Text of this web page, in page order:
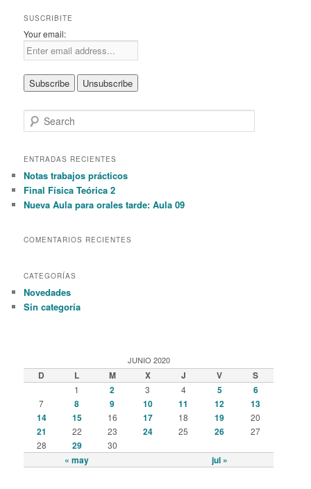
SUSCRIBITE
Your email:
e
r
h
ENTRADAS RECIENTES
Notas trabajos prácticos
Final Física Teórica 2
Nueva Aula para orales tarde: Aula 09
COMENTARIOS RECIENTES
CATEGORÍAS
Novedades
Sin categoría
JUNIO 2020
D L M X J V S
« may jul »
1 2 3 4 5 6
7 8 9 10 11 12
13
14
15 16 17 18 19 20
21 22 23 24 25 26
27
28
29 30